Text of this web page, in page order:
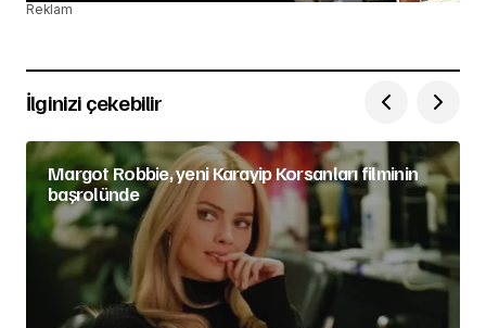
Reklam
İlginizi çekebilir
Margot Robbie, yeni Karayip Korsanları filminin
başrolünde